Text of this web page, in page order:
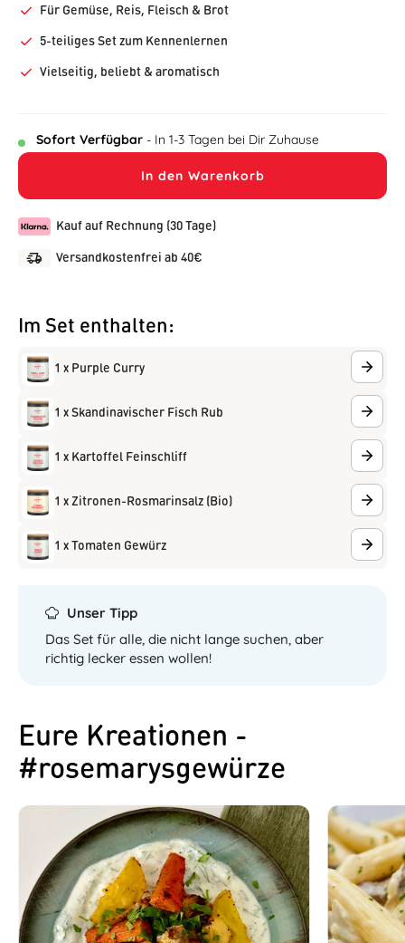
Für Gemüse, Reis, Fleisch & Brot
5-teiliges Set zum Kennenlernen
Vielseitig, beliebt & aromatisch
Sofort Verfügbar- In 1-3 Tagen bei Dir Zuhause
In den Warenkorb
Kauf auf Rechnung (30 Tage)
Versandkostenfrei ab 40€
Im Set enthalten:
1 x Purple Curry
1 x Skandinavischer Fisch Rub
1 x Kartoffel Feinschliff
1 x Zitronen-Rosmarinsalz (Bio)
1 x Tomaten Gewürz
Unser Tipp
Das Set für alle, die nicht lange suchen, aber
richtig lecker essen wollen!
Eure Kreationen -
#rosemarysgewürze